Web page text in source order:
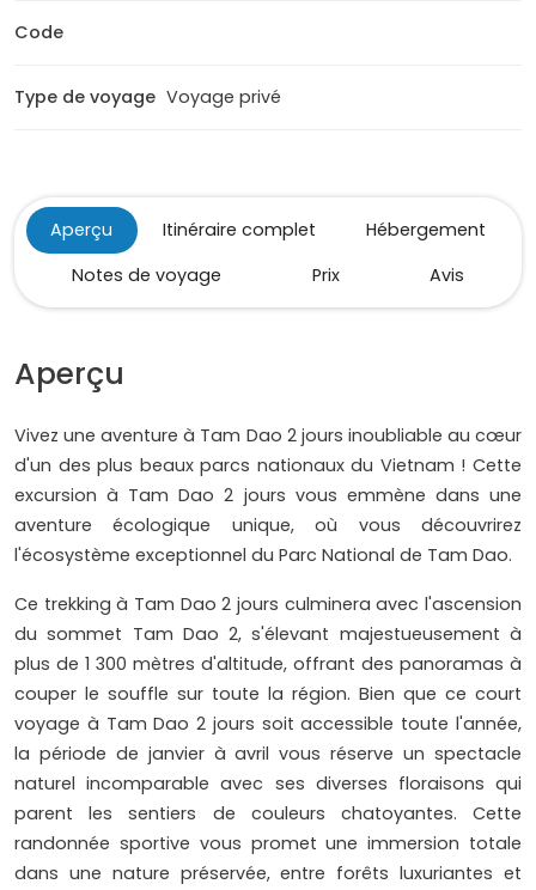
Code
Type de voyage Voyage privé
Aperçu Itinéraire complet
Hébergement
Notes de voyage
Prix Avis
Aperçu
Vivez une aventure à Tam Dao 2 jours inoubliable au cœur
d'un des plus beaux parcs nationaux du Vietnam ! Cette
excursion à Tam Dao 2 jours vous emmène dans une
aventure écologique unique, où vous découvrirez
l'écosystème exceptionnel du Parc National de Tam Dao.
Ce trekking à Tam Dao 2 jours culminera avec l'ascension
du sommet Tam Dao 2, s'élevant majestueusement à
plus de 1 300 mètres d'altitude, offrant des panoramas à
couper le souffle sur toute la région. Bien que ce court
voyage à Tam Dao 2 jours soit accessible toute l'année,
la période de janvier à avril vous réserve un spectacle
naturel incomparable avec ses diverses floraisons qui
parent les sentiers de couleurs chatoyantes. Cette
randonnée sportive vous promet une immersion totale
dans une nature préservée, entre forêts luxuriantes et